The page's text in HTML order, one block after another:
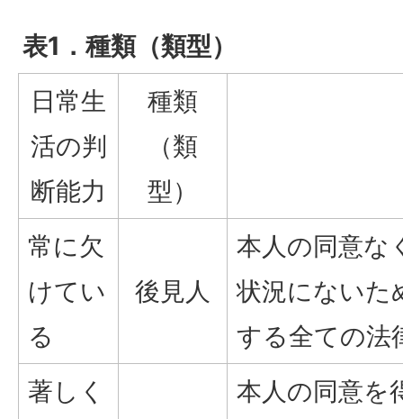
表1．種類（類型）
日常生
活の判
断能力
種類
（類
型）
常に欠
けてい
る
後見人
本人の同意な
状況にないた
する全ての法
著しく
本人の同意を